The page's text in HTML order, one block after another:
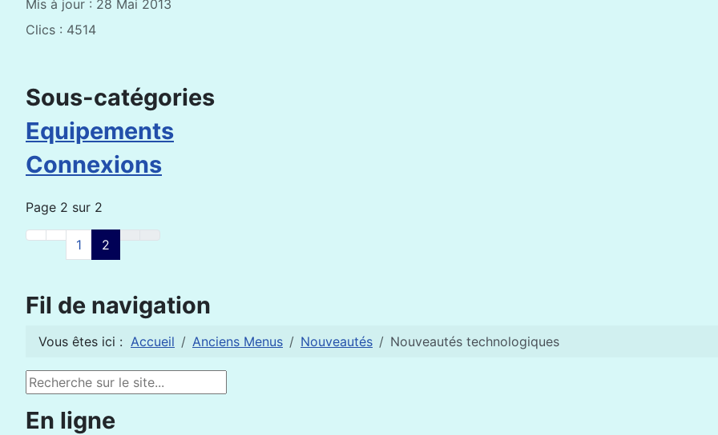
Mis à jour : 28 Mai 2013
Clics : 4514
Sous-catégories
Equipements
Connexions
Page 2 sur 2
1 2
Fil de navigation
Vous êtes ici : Accueil Anciens Menus Nouveautés Nouveautés technologiques
Rechercher
En ligne